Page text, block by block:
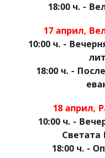
18:00 ч. -
17 април,
10:00 ч. -
18:00 ч. -
18 април,
10:00 ч. -
18:00 ч. -